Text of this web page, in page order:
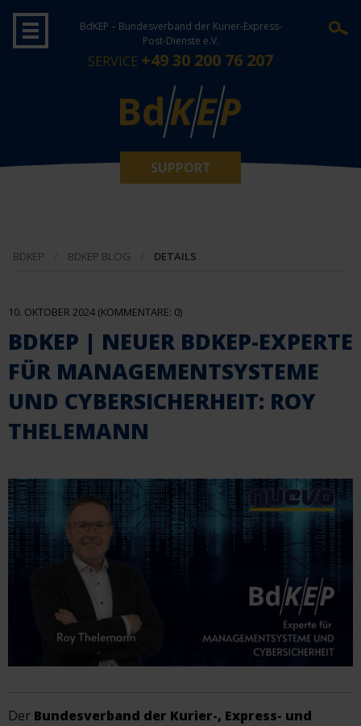
BdKEP – Bundesverband der Kurier-Express-
Post-Dienste e.V.
SERVICE +49 30 200 76 207
SUPPORT
BDKEP BDKEP BLOG DETAILS
10. OKTOBER 2024 (KOMMENTARE: 0)
BDKEP | NEUER BDKEP-EXPERTE
FÜR MANAGEMENTSYSTEME
UND CYBERSICHERHEIT: ROY
THELEMANN
Der Bundesverband der Kurier-, Express- und